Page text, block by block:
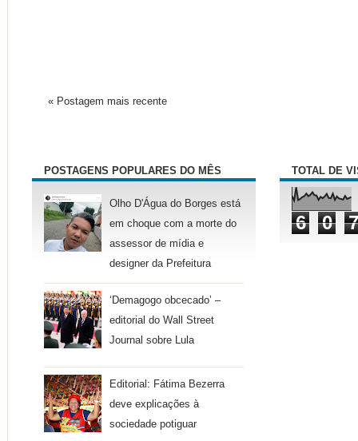
« Postagem mais recente
POSTAGENS POPULARES DO MÊS
Olho D'Água do Borges está
em choque com a morte do
assessor de mídia e
designer da Prefeitura
‘Demagogo obcecado’ –
editorial do Wall Street
Journal sobre Lula
Editorial: Fátima Bezerra
deve explicações à
sociedade potiguar
TOTAL DE
6 0 7